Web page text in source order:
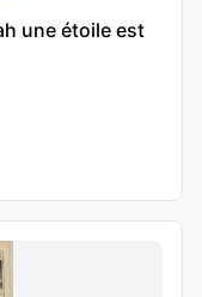
une étoile est